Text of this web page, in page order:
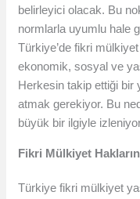
belirleyici olacak. Bu
normlarla uyumlu hale
Türkiye’de fikri
ekonomik, sosyal ve
Herkesin takip ettiği bir
atmak gerekiyor. Bu
büyük bir ilgiyle
Fikri Mülkiyet
Türkiye fikri mülkiyet